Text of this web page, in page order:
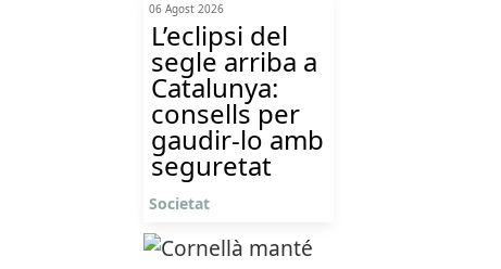
06 Agost 2026
L’eclipsi del
segle arriba a
Catalunya:
consells per
gaudir-lo amb
seguretat
Societat